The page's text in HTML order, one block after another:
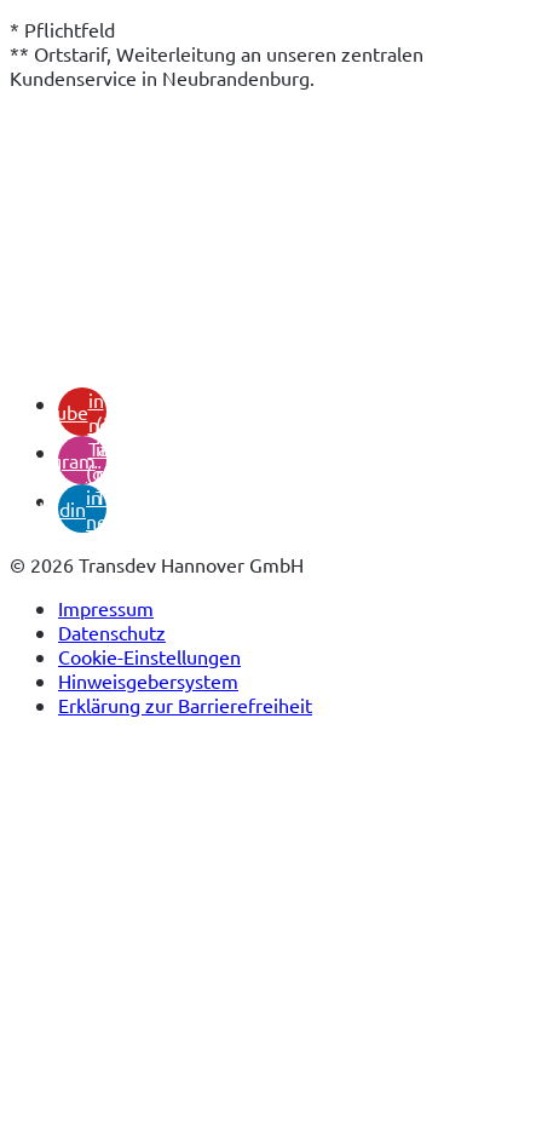
* Pflichtfeld
** Ortstarif, Weiterleitung an unseren zentralen
Kundenservice in Neubrandenburg.
youtubein
neuem
Tab)
instagram
(öffnet
in
neuem
Tab)
linkedin
(öffnet
in
neuem
© 2026 Transdev Hannover GmbH
Impressum
Datenschutz
Cookie-Einstellungen
Hinweisgebersystem
Erklärung zur Barrierefreiheit